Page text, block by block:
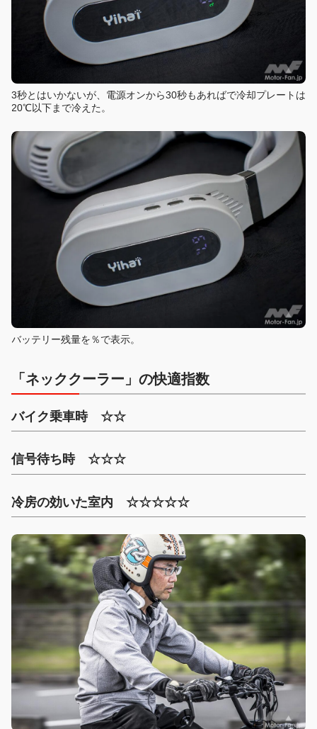
3秒とはいかないが、電源オンから30秒もあればで冷却プレートは
20℃以下まで冷えた。
バッテリー残量を％で表示。
「ネッククーラー」の快適指数
バイク乗車時 ☆☆
信号待ち時 ☆☆☆
冷房の効いた室内 ☆☆☆☆☆